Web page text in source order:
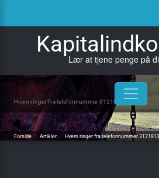
content
Lær at tjene penge på
Hvem ringer fra telefonnummer 31218138
Forside / Artikler/ Hvem ringer fra telefonnummer